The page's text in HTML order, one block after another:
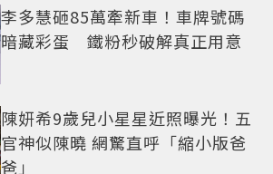
李多慧砸85萬牽新車！車牌號碼
暗藏彩蛋 鐵粉秒破解真正用意
陳妍希9歲兒小星星近照曝光！五
官神似陳曉 網驚直呼「縮小版爸
爸」